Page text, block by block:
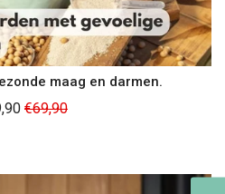
maag en darmen.
Normale
€69,90